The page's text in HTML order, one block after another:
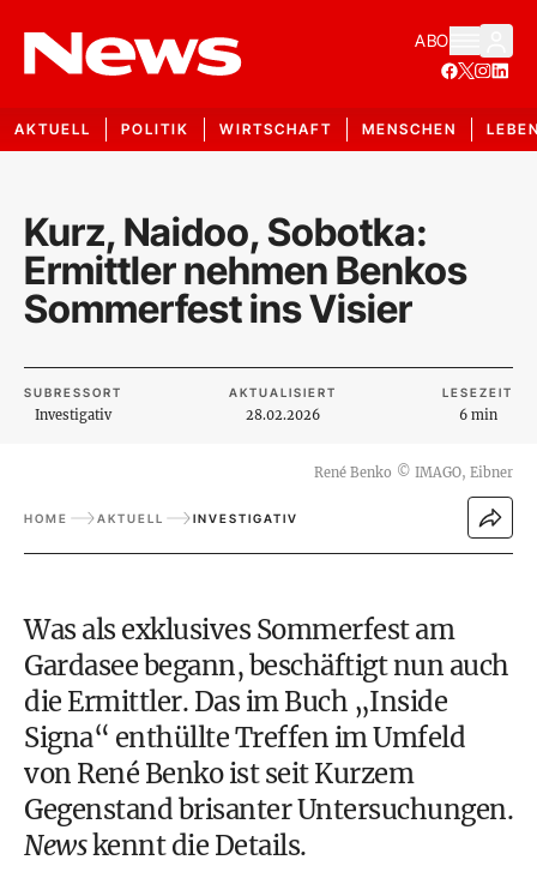
ABO
AKTUELL POLITIK WIRTSCHAFT MENSCHEN
Kurz, Naidoo, Sobotka:
Ermittler nehmen Benkos
Sommerfest ins Visier
SUBRESSORT
Investigativ
AKTUALISIERT
28.02.2026
LESEZEIT
6 min
René Benko © IMAGO, Eibner
HOME AKTUELL INVESTIGATIV
Was als exklusives Sommerfest am
Gardasee begann, beschäftigt nun auch
die Ermittler. Das im Buch „Inside
Signa“ enthüllte Treffen im Umfeld
von René Benko ist seit Kurzem
Gegenstand brisanter Untersuchungen.
Newskennt die Details.